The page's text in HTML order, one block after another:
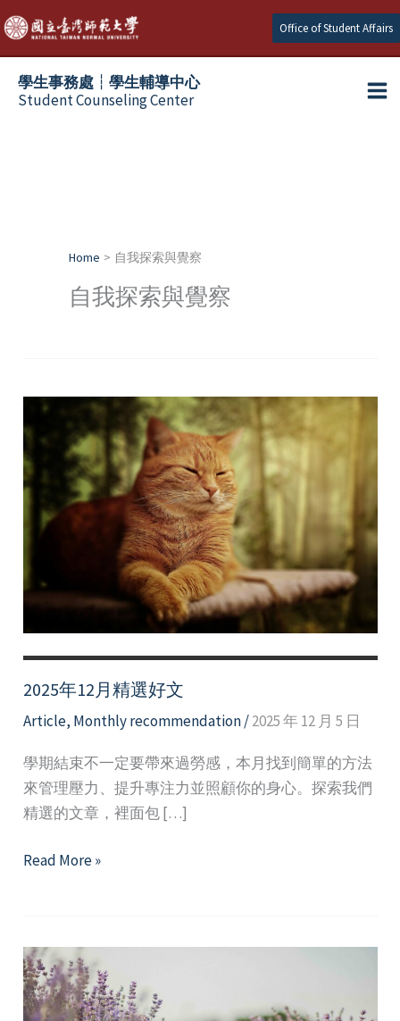
Skip
to
content
Office of Student Affairs
學生事務處┆學生輔導中心
Student Counseling Center
Home 自我探索與覺察
自我探索與覺察
2025年12月精選好文
Article, Monthly recommendation/2025 年 12 月 5 日
學期結束不一定要帶來過勞感，本月找到簡單的方法
來管理壓力、提升專注力並照顧你的身心。探索我們
精選的文章，裡面包 […]
2025
精
選
好
Read More »